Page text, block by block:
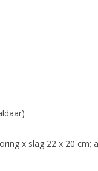
x slag 22 x 20 cm;